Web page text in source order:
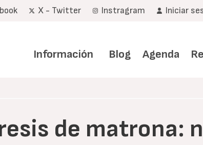
X - Twitter Instragram Iniciar
Información Blog Agenda
de matrona: